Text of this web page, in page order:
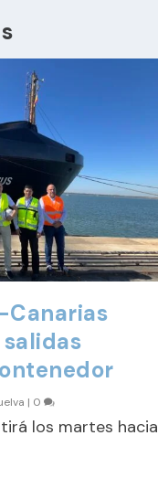
Canarias
| 0
los martes hacia